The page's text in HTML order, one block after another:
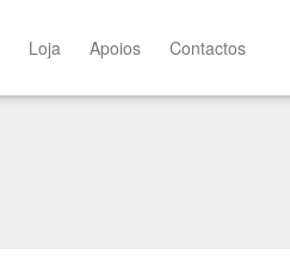
Loja Apoios Contactos